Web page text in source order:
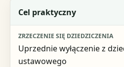
Cel praktyczny
Uprzednie wyłączenie z
ustawowego